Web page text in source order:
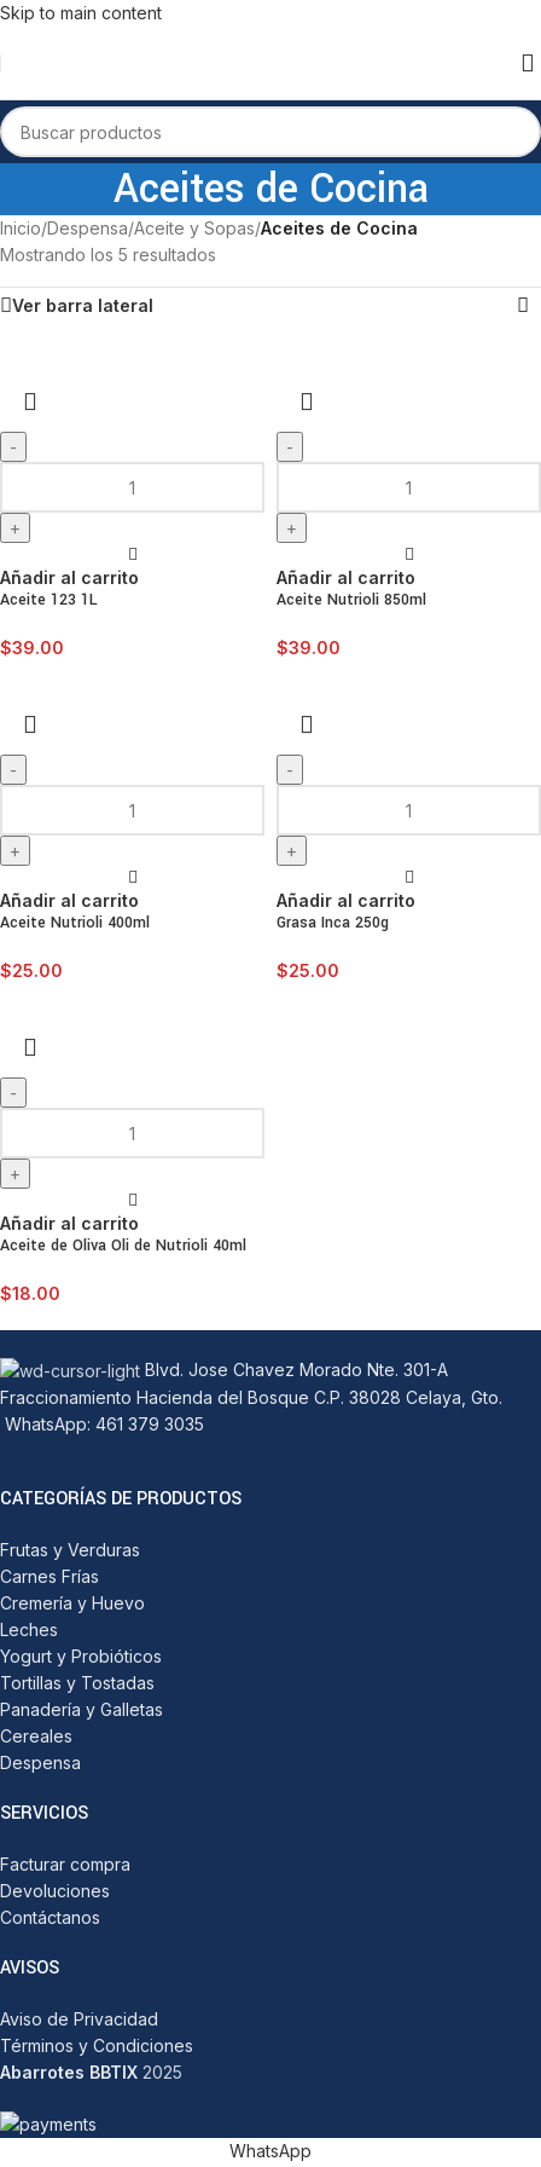
Skip to main content
Aceites de Cocina
Inicio/Despensa/Aceite y Sopas/Aceites de Cocina
Mostrando los 5 resultados
Ver barra lateral
Añadir al carrito
Aceite 123 1L
$39.00
Añadir al carrito
Aceite Nutrioli 850ml
$39.00
Añadir al carrito
Aceite Nutrioli 400ml
$25.00
Añadir al carrito
Grasa Inca 250g
$25.00
Añadir al carrito
Aceite de Oliva Oli de Nutrioli 40ml
$18.00
Blvd. Jose Chavez Morado Nte. 301-A
Fraccionamiento Hacienda del Bosque C.P. 38028 Celaya, Gto.
WhatsApp: 461 379 3035
CATEGORÍAS DE PRODUCTOS
Frutas y Verduras
Carnes Frías
Cremería y Huevo
Leches
Yogurt y Probióticos
Tortillas y Tostadas
Panadería y Galletas
Cereales
Despensa
SERVICIOS
Facturar compra
Devoluciones
Contáctanos
AVISOS
Aviso de Privacidad
Términos y Condiciones
Abarrotes BBTIX 2025
WhatsApp